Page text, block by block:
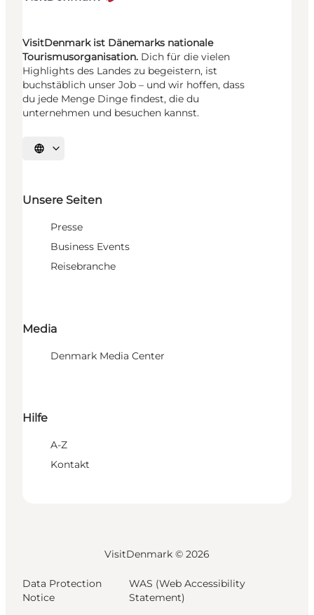
VisitDenmark ist Dänemarks nationale
Tourismusorganisation. Dich für die vielen
Highlights des Landes zu begeistern, ist
buchstäblich unser Job – und wir hoffen, dass
du jede Menge Dinge findest, die du
unternehmen und besuchen kannst.
Sprache auswählen
Unsere Seiten
Presse
Business Events
Reisebranche
Media
Denmark Media Center
Hilfe
A-Z
Kontakt
VisitDenmark © 2026
Data Protection
Notice
WAS (Web Accessibility
Statement)